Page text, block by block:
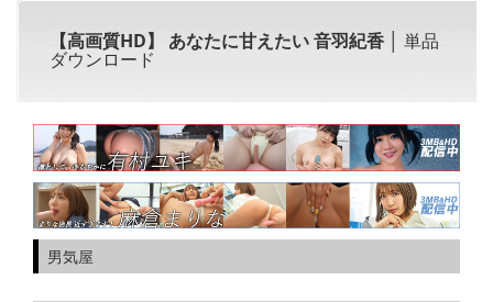
【高画質HD】 あなたに甘えたい 音羽紀香│ 単品
ダウンロード
男気屋